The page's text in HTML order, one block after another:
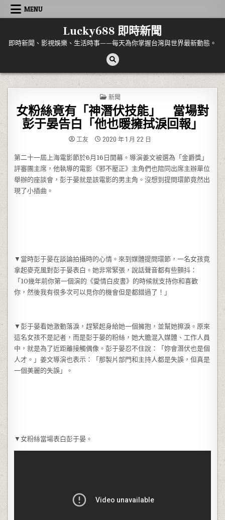
Skip to content
MENU
Lucky688 即時新聞
即時新聞、影視娛樂、生活時事——每天為你掌握台灣與世界最新動態。
POSTED IN
新聞
女粉絲竟有「神潛伏技能」 當場對
彭于晏告白「他也暖擁拭淚回報」
工友 2020 年 1 月 22 日
第二十一屆上海電影節於6月16日開幕。導演姜文被選為「金爵獎」
評審團主席，他執導的電影《邪不壓正》主角們也陪同出席主辦單位
舉辦的座談會，彭于晏就是該電影的男主角。沒想到提問環節竟然出
現了小插曲。
▼當時彭于晏在談論拍攝時的心情。來到媒體提問環節，一名女孩竟
拿起麥克風對彭于晏表白。她非常緊張，說話聲音都有些顫抖：
「10幾年前你第一個演的《愛情白皮書》的時候就支持你和喜歡
你，然後我有很多次可以見你的機會但是都錯過了！」
▼彭于晏看她激動落淚，趕緊起身給她一個擁抱，並幫她擦淚。原來
這名女孩不是記者，而是彭于晏的粉絲，她大膽混入媒體、工作人員
中，就是為了近距離接觸偶像。彭于晏忍不住說：「妳會潛伏也是個
人才。」姜文導演也表示：「那製片部門和主持人都是失誤，但真是
一個美麗的失誤」。
▼女粉絲當場表白彭于晏。